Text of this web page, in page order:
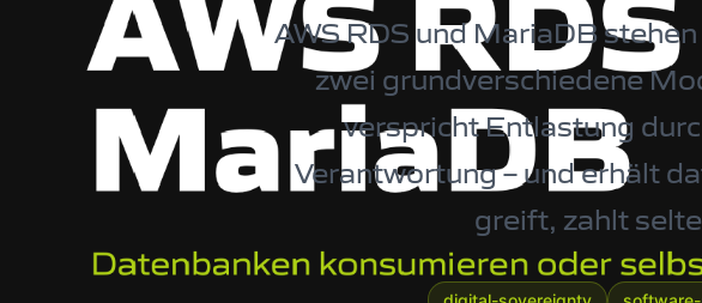
AWS RDS und MariaDB
zwei grundverschiedene
verspricht Entlastung
Verantwortung – und erhält
greift, zahlt